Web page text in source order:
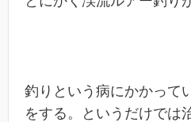
釣りという病にかかって
をする。というだけでは